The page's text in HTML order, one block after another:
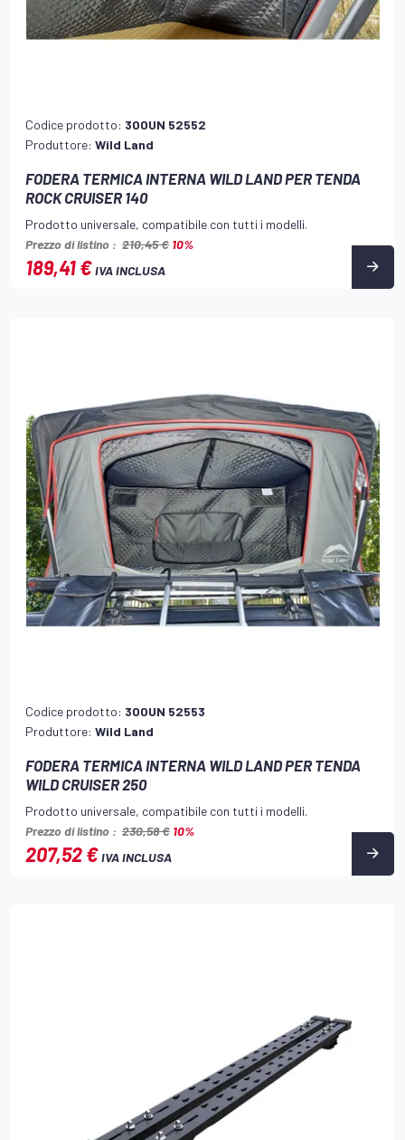
Codice prodotto: 300UN 52552
Produttore: Wild Land
FODERA TERMICA INTERNA WILD LAND PER TENDA
ROCK CRUISER 140
Prodotto universale, compatibile con tutti i modelli.
Prezzo di listino : 210,45 € 10%
189,41 €IVA INCLUSA
Codice prodotto: 300UN 52553
Produttore: Wild Land
FODERA TERMICA INTERNA WILD LAND PER TENDA
WILD CRUISER 250
Prodotto universale, compatibile con tutti i modelli.
Prezzo di listino : 230,58 € 10%
207,52 €IVA INCLUSA